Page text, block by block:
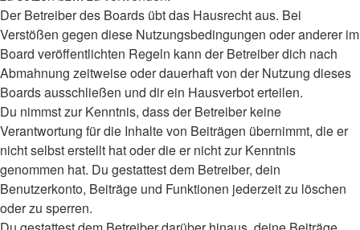
Der Betreiber des Boards übt das Hausrecht aus. Bei
Verstößen gegen diese Nutzungsbedingungen oder anderer im
Board veröffentlichten Regeln kann der Betreiber dich nach
Abmahnung zeitweise oder dauerhaft von der Nutzung dieses
Boards ausschließen und dir ein Hausverbot erteilen.
Du nimmst zur Kenntnis, dass der Betreiber keine
Verantwortung für die Inhalte von Beiträgen übernimmt, die er
nicht selbst erstellt hat oder die er nicht zur Kenntnis
genommen hat. Du gestattest dem Betreiber, dein
Benutzerkonto, Beiträge und Funktionen jederzeit zu löschen
oder zu sperren.